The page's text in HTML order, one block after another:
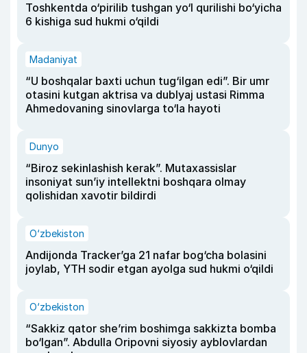
Toshkentda o‘pirilib tushgan yo‘l qurilishi bo‘yicha
6 kishiga sud hukmi o‘qildi
Madaniyat
“U boshqalar baxti uchun tug‘ilgan edi”. Bir umr
otasini kutgan aktrisa va dublyaj ustasi Rimma
Ahmedovaning sinovlarga to‘la hayoti
Dunyo
“Biroz sekinlashish kerak”. Mutaxassislar
insoniyat sun’iy intellektni boshqara olmay
qolishidan xavotir bildirdi
O‘zbekiston
Andijonda Tracker’ga 21 nafar bog‘cha bolasini
joylab, YTH sodir etgan ayolga sud hukmi o‘qildi
O‘zbekiston
“Sakkiz qator she’rim boshimga sakkizta bomba
bo‘lgan”. Abdulla Oripovni siyosiy ayblovlardan